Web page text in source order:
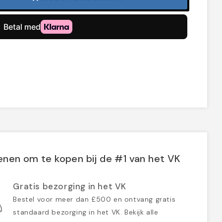
om te kopen bij de #1 van het VK
Gratis bezorging in het VK
Bestel voor meer dan £500 en ontvang gratis
standaard bezorging in het VK. Bekijk alle